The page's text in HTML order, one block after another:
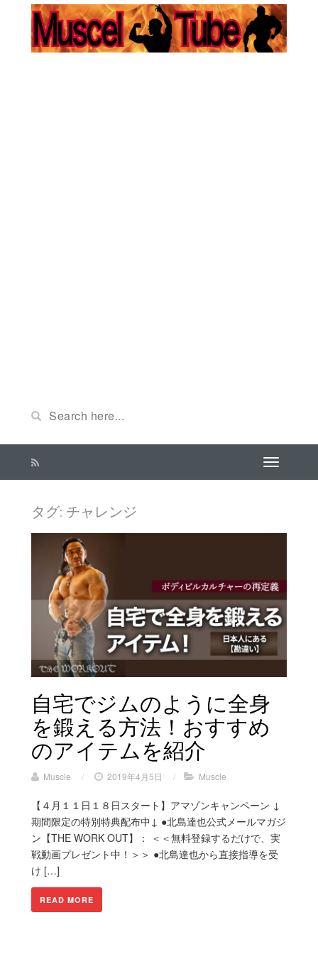
タグ: チャレンジ
自宅でジムのように全身
を鍛える方法！おすすめ
のアイテムを紹介
Muscle / 2019年4月5日 / Muscle
【４月１１日１８日スタート】アマゾンキャンペーン ↓
期間限定の特別特典配布中↓ ●北島達也公式メールマガジ
ン【THE WORK OUT】： ＜＜無料登録するだけで、実
戦動画プレゼント中！＞＞ ●北島達也から直接指導を受
け […]
READ MORE